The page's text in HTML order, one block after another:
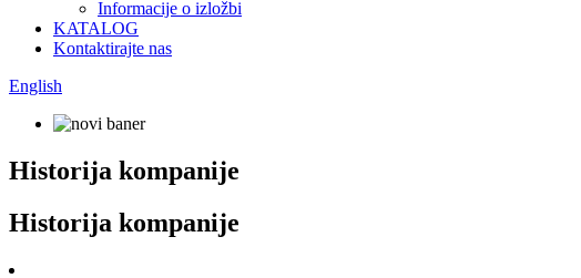
Informacije o izložbi
KATALOG
Kontaktirajte nas
English
Historija kompanije
Historija kompanije